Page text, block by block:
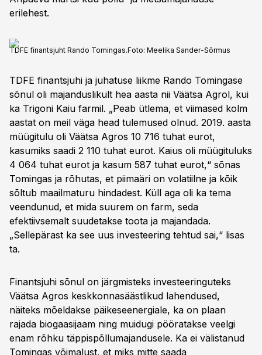
erilehest.
TDFE finantsjuht Rando Tomingas.Foto: Meelika Sander-Sõrmus
TDFE finantsjuhi ja juhatuse liikme Rando Tomingase
sõnul oli majanduslikult hea aasta nii Väätsa Agrol, kui
ka Trigoni Kaiu farmil. „Peab ütlema, et viimased kolm
aastat on meil väga head tulemused olnud. 2019. aasta
müügitulu oli Väätsa Agros 10 716 tuhat eurot,
kasumiks saadi 2 110 tuhat eurot. Kaius oli müügituluks
4 064 tuhat eurot ja kasum 587 tuhat eurot,“ sõnas
Tomingas ja rõhutas, et piimaäri on volatiilne ja kõik
sõltub maailmaturu hindadest. Küll aga oli ka tema
veendunud, et mida suurem on farm, seda
efektiivsemalt suudetakse toota ja majandada.
„Sellepärast ka see uus investeering tehtud sai,“ lisas
ta.
Finantsjuhi sõnul on järgmisteks investeeringuteks
Väätsa Agros keskkonnasäästlikud lahendused,
näiteks mõeldakse päikeseenergiale, ka on plaan
rajada biogaasijaam ning muidugi pööratakse veelgi
enam rõhku täppispõllumajandusele. Ka ei välistanud
Tomingas võimalust, et miks mitte saada